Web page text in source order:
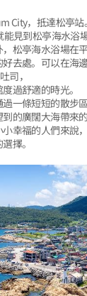
City，抵達松亭站
見到松亭海水浴場
松亭海水浴場在
去處。可以在海邊
司，
過舒適的時光。
一條短短的散步
的廣闊大海帶來的
幸福的人們來說，
擇。